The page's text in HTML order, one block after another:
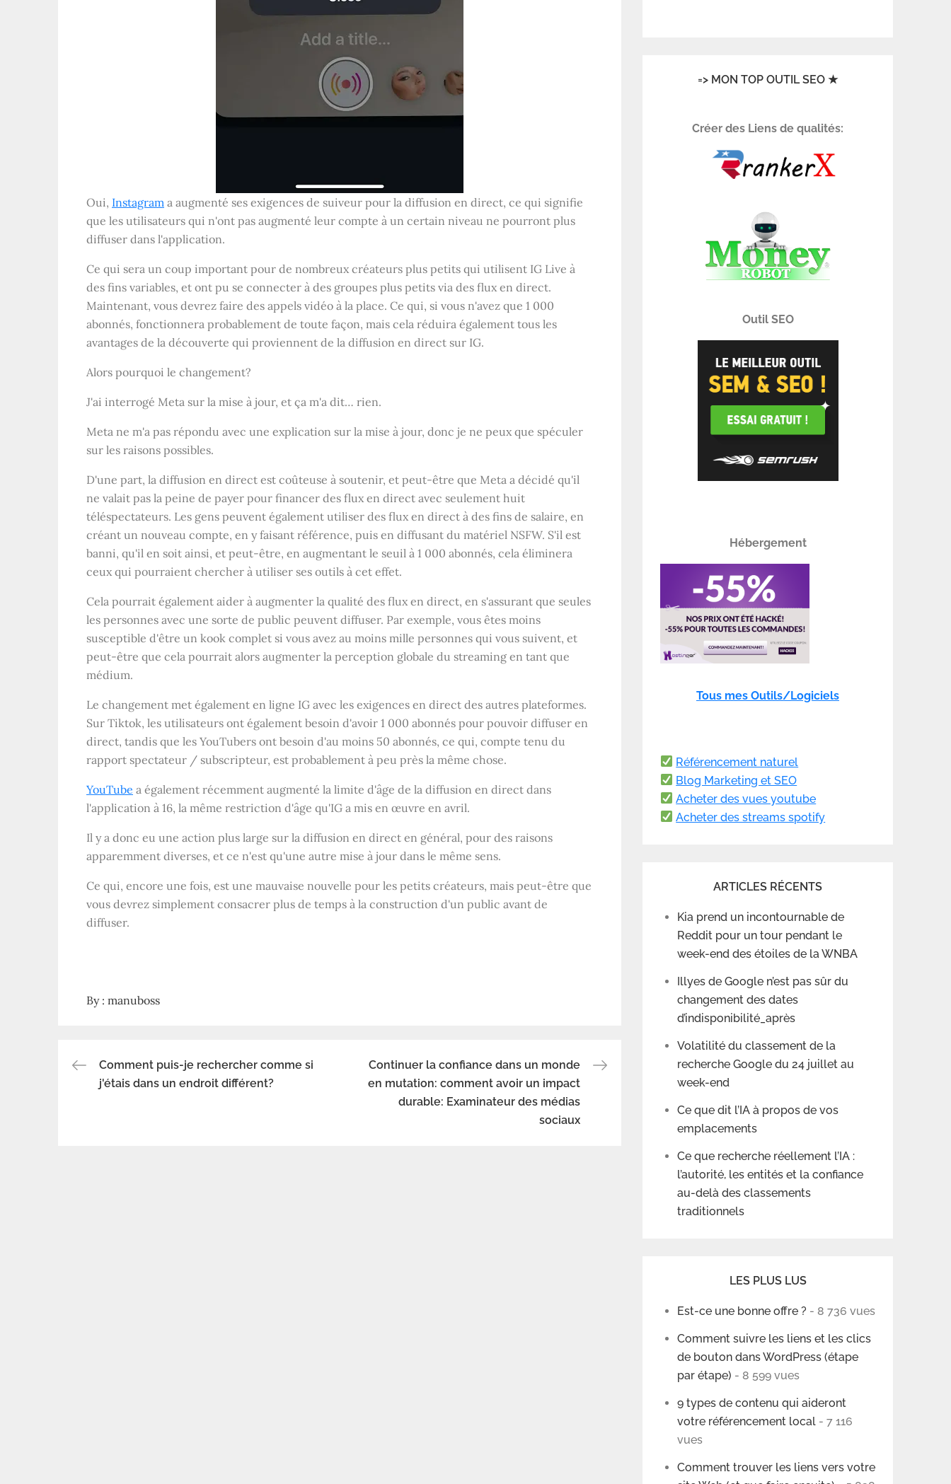
Oui, Instagram a augmenté ses exigences de suiveur pour la diffusion en direct, ce qui signifie
que les utilisateurs qui n'ont pas augmenté leur compte à un certain niveau ne pourront plus
diffuser dans l'application.
Ce qui sera un coup important pour de nombreux créateurs plus petits qui utilisent IG Live à
des fins variables, et ont pu se connecter à des groupes plus petits via des flux en direct.
Maintenant, vous devrez faire des appels vidéo à la place. Ce qui, si vous n'avez que 1 000
abonnés, fonctionnera probablement de toute façon, mais cela réduira également tous les
avantages de la découverte qui proviennent de la diffusion en direct sur IG.
Alors pourquoi le changement?
J'ai interrogé Meta sur la mise à jour, et ça m'a dit… rien.
Meta ne m'a pas répondu avec une explication sur la mise à jour, donc je ne peux que spéculer
sur les raisons possibles.
D'une part, la diffusion en direct est coûteuse à soutenir, et peut-être que Meta a décidé qu'il
ne valait pas la peine de payer pour financer des flux en direct avec seulement huit
téléspectateurs. Les gens peuvent également utiliser des flux en direct à des fins de salaire, en
créant un nouveau compte, en y faisant référence, puis en diffusant du matériel NSFW. S'il est
banni, qu'il en soit ainsi, et peut-être, en augmentant le seuil à 1 000 abonnés, cela éliminera
ceux qui pourraient chercher à utiliser ses outils à cet effet.
Cela pourrait également aider à augmenter la qualité des flux en direct, en s'assurant que seules
les personnes avec une sorte de public peuvent diffuser. Par exemple, vous êtes moins
susceptible d'être un kook complet si vous avez au moins mille personnes qui vous suivent, et
peut-être que cela pourrait alors augmenter la perception globale du streaming en tant que
médium.
Le changement met également en ligne IG avec les exigences en direct des autres plateformes.
Sur Tiktok, les utilisateurs ont également besoin d'avoir 1 000 abonnés pour pouvoir diffuser en
direct, tandis que les YouTubers ont besoin d'au moins 50 abonnés, ce qui, compte tenu du
rapport spectateur / subscripteur, est probablement à peu près la même chose.
YouTube a également récemment augmenté la limite d'âge de la diffusion en direct dans
l'application à 16, la même restriction d'âge qu'IG a mis en œuvre en avril.
Il y a donc eu une action plus large sur la diffusion en direct en général, pour des raisons
apparemment diverses, et ce n'est qu'une autre mise à jour dans le même sens.
Ce qui, encore une fois, est une mauvaise nouvelle pour les petits créateurs, mais peut-être que
vous devrez simplement consacrer plus de temps à la construction d'un public avant de
diffuser.
By : manuboss
Navigation
Comment puis-je rechercher comme si
j'étais dans un endroit différent?
Continuer la confiance dans un monde
en mutation: comment avoir un impact
durable: Examinateur des médias
sociaux
=> MON TOP OUTIL SEO ★
Créer des Liens de qualités:
Outil SEO
Hébergement
Tous mes Outils/Logiciels
Référencement naturel
Blog Marketing et SEO
Acheter des vues youtube
Acheter des streams spotify
ARTICLES RÉCENTS
Kia prend un incontournable de
Reddit pour un tour pendant le
week-end des étoiles de la WNBA
Illyes de Google n’est pas sûr du
changement des dates
d’indisponibilité_après
Volatilité du classement de la
recherche Google du 24 juillet au
week-end
Ce que dit l’IA à propos de vos
emplacements
Ce que recherche réellement l’IA :
l’autorité, les entités et la confiance
au-delà des classements
traditionnels
LES PLUS LUS
Est-ce une bonne offre ? - 8 736 vues
Comment suivre les liens et les clics
de bouton dans WordPress (étape
par étape) - 8 599 vues
9 types de contenu qui aideront
votre référencement local - 7 116
vues
Comment trouver les liens vers votre